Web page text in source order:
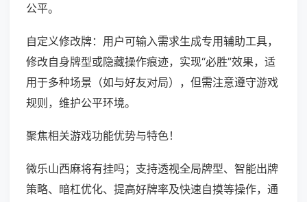
公平。
自定义修改牌：用户可输入需求生成专用辅助工具，
修改自身牌型或隐藏操作痕迹，实现“必胜”效果，适
用于多种场景（如与好友对局），但需注意遵守游戏
规则，维护公平环境。
聚焦相关游戏功能优势与特色！
微乐山西麻将有挂吗；支持透视全局牌型、智能出牌
策略、暗杠优化、提高好牌率及快速自摸等操作，通